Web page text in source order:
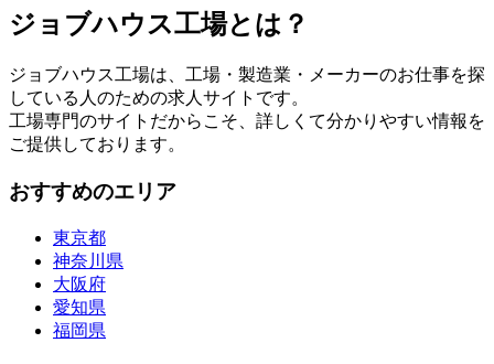
ジョブハウス工場とは？
ジョブハウス工場は、工場・製造業・メーカーのお仕事を探
している人のための求人サイトです。
工場専門のサイトだからこそ、詳しくて分かりやすい情報を
ご提供しております。
おすすめのエリア
東京都
神奈川県
大阪府
愛知県
福岡県